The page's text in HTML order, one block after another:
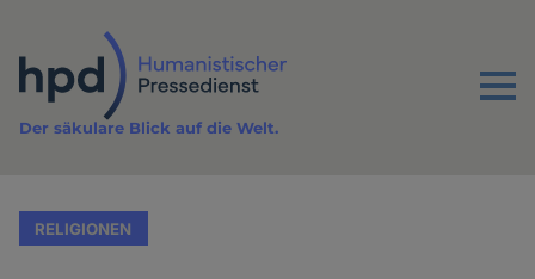
Inhalt
Menu
Der säkulare Blick auf die Welt.
RELIGIONEN